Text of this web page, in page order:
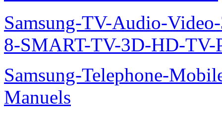
Samsung-TV-Audio-
8-SMART-TV-3D-HD-TV-
Samsung-Telephone-
Manuels